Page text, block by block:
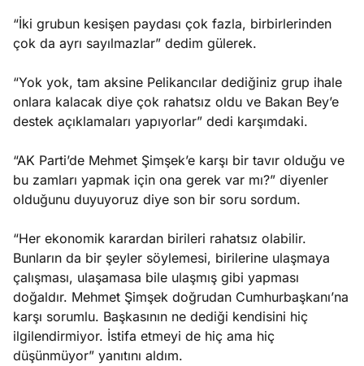
“İki grubun kesişen paydası çok fazla, birbirlerinden
çok da ayrı sayılmazlar” dedim gülerek.
“Yok yok, tam aksine Pelikancılar dediğiniz grup ihale
onlara kalacak diye çok rahatsız oldu ve Bakan Bey’e
destek açıklamaları yapıyorlar” dedi karşımdaki.
“AK Parti’de Mehmet Şimşek’e karşı bir tavır olduğu ve
bu zamları yapmak için ona gerek var mı?” diyenler
olduğunu duyuyoruz diye son bir soru sordum.
“Her ekonomik karardan birileri rahatsız olabilir.
Bunların da bir şeyler söylemesi, birilerine ulaşmaya
çalışması, ulaşamasa bile ulaşmış gibi yapması
doğaldır. Mehmet Şimşek doğrudan Cumhurbaşkanı’na
karşı sorumlu. Başkasının ne dediği kendisini hiç
ilgilendirmiyor. İstifa etmeyi de hiç ama hiç
düşünmüyor” yanıtını aldım.